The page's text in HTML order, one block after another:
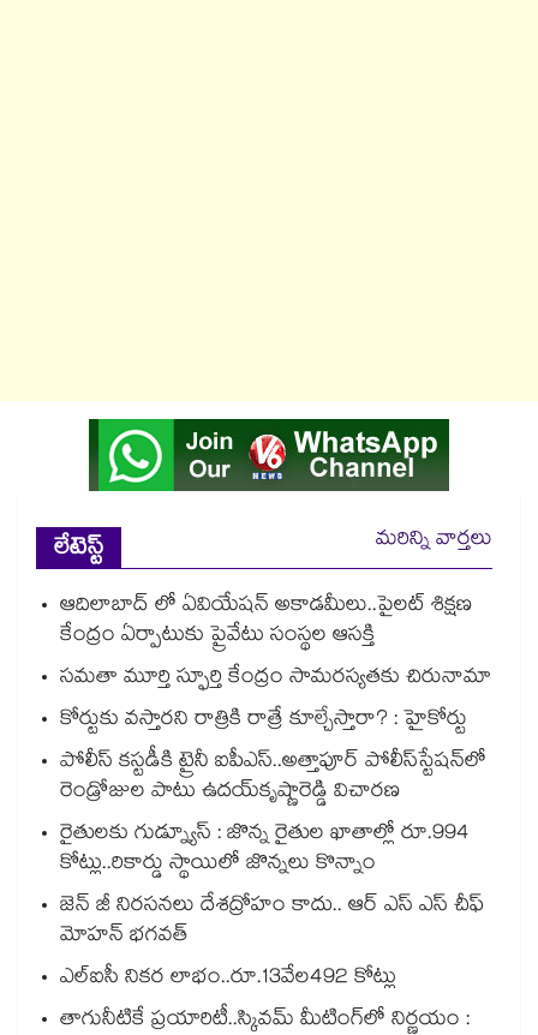
లేటెస్ట్
మరిన్ని వార్తలు
ఆదిలాబాద్ లో ఏవియేషన్ అకాడమీలు..పైలట్ శిక్షణ
కేంద్రం ఏర్పాటుకు ప్రైవేటు సంస్థల ఆసక్తి
సమతా మూర్తి స్ఫూర్తి కేంద్రం సామరస్యతకు చిరునామా
కోర్టుకు వస్తారని రాత్రికి రాత్రే కూల్చేస్తారా? : హైకోర్టు
పోలీస్ కస్టడీకి ట్రైనీ ఐపీఎస్..అత్తాపూర్ పోలీస్‌‌‌‌‌‌‌‌‌‌‌‌‌‌‌‌స్టేషన్‌‌‌‌‌‌‌‌‌‌‌‌‌‌‌‌లో
రెండ్రోజుల పాటు ఉదయ్‌‌‌‌‌‌‌‌‌‌‌‌‌‌‌‌కృష్ణారెడ్డి విచారణ
రైతులకు గుడ్న్యూస్ : జొన్న రైతుల ఖాతాల్లో రూ.994
కోట్లు..రికార్డు స్థాయిలో జొన్నలు కొన్నాం
జెన్ జీ నిరసనలు దేశద్రోహం కాదు.. ఆర్ ఎస్ ఎస్ చీఫ్
మోహన్ భగవత్
ఎల్ఐసీ నికర లాభం..రూ.13వేల492 కోట్లు
తాగునీటికే ప్రయారిటీ..స్కివమ్ మీటింగ్‌‌‌‌‌‌‌‌‌‌‌‌‌‌‌‌లో నిర్ణయం :